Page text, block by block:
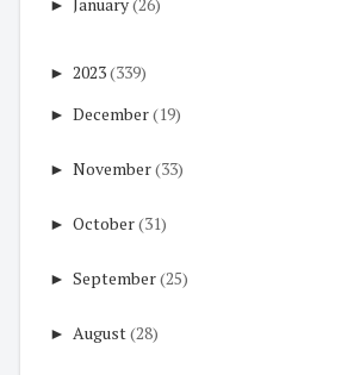
► 2023(339)
► December(19)
► November(33)
► October(31)
► September(25)
► August(28)